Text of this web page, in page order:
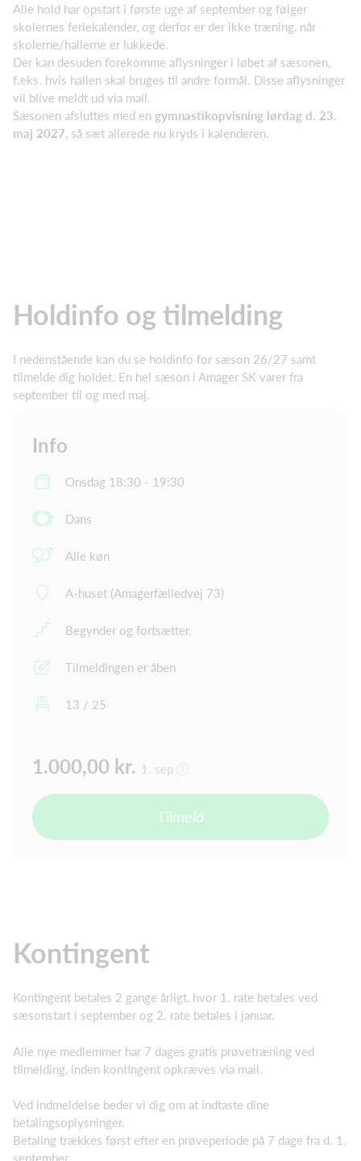
Alle hold har opstart i første uge af september og følger
skolernes feriekalender, og derfor er der ikke træning, når
skolerne/hallerne er lukkede.
Der kan desuden forekomme aflysninger i løbet af sæsonen,
f.eks. hvis hallen skal bruges til andre formål. Disse aflysninger
vil blive meldt ud via mail.
Sæsonen afsluttes med en gymnastikopvisning lørdag d. 23.
maj 2027 , så sæt allerede nu kryds i kalenderen.
Holdinfo og tilmelding
I nedenstående kan du se holdinfo for sæson 26/27 samt
tilmelde dig holdet. En hel sæson i Amager SK varer fra
september til og med maj.
Info
Onsdag 18:30 - 19:30
Dans
Alle køn
A-huset (Amagerfælledvej 73)
Begynder og fortsætter.
Tilmeldingen er åben
13 / 25
1.000,00 kr. 1. sep
Tilmeld
Kontingent
Kontingent betales 2 gange årligt, hvor 1. rate betales ved
sæsonstart i september og 2. rate betales i januar.
Alle nye medlemmer har 7 dages gratis prøvetræning ved
tilmelding, inden kontingent opkræves via mail.
Ved indmeldelse beder vi dig om at indtaste dine
betalingsoplysninger.
Betaling trækkes først efter en prøveperiode på 7 dage fra d. 1.
september.